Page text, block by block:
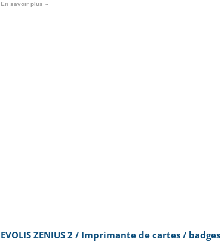
En savoir plus »
EVOLIS ZENIUS 2 / Imprimante de cartes / badges